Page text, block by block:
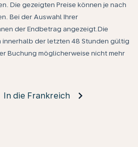
Die gezeigten Preise können je nach
Bei der Auswahl Ihrer
der Endbetrag angezeigt.Die
innerhalb der letzten 48 Stunden gültig
Buchung möglicherweise nicht mehr
In die Frankreich